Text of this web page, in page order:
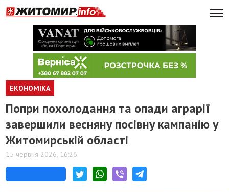
ЕКОНОМІКА
Попри похолодання та опади аграрії
завершили весняну посівну кампанію у
Житомирській області
15 червня 2026, 16:26